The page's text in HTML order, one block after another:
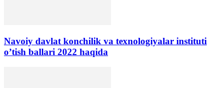
Navoiy davlat konchilik va texnologiyalar instituti
o’tish ballari 2022 haqida